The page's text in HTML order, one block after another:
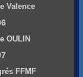
Valence
OULIN
FFMF